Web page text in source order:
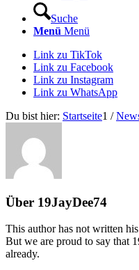
Suche
Menü Menü
Link zu TikTok
Link zu Facebook
Link zu Instagram
Link zu WhatsApp
Du bist hier: Startseite1 /
Über 19JayDee74
This author has not written
But we are proud to say that
already.